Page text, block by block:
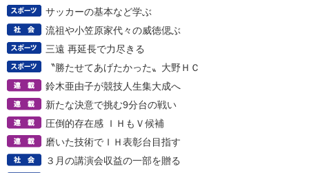
サッカーの基本など学ぶ
流祖や小笠原家代々の威徳偲ぶ
三遠 再延長で力尽きる
〝勝たせてあげたかった〟大野ＨＣ
鈴木亜由子が競技人生集大成へ
新たな決意で挑む9分台の戦い
圧倒的存在感 ＩＨもＶ候補
磨いた技術でＩＨ表彰台目指す
３月の講演会収益の一部を贈る